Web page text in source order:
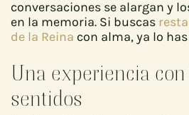
conversaciones se alargan y
en la memoria. Si buscas
de la Reina con alma, ya lo
Una experiencia
sentidos